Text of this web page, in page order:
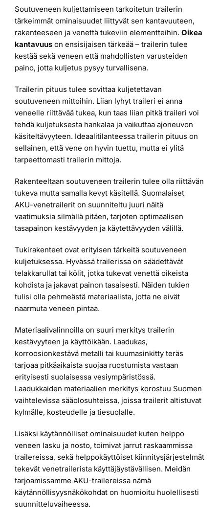
Soutuveneen kuljettamiseen tarkoitetun trailerin
tärkeimmät ominaisuudet liittyvät sen kantavuuteen,
rakenteeseen ja venettä tukeviin elementteihin. Oikea
kantavuus on ensisijaisen tärkeää – trailerin tulee
kestää sekä veneen että mahdollisten varusteiden
paino, jotta kuljetus pysyy turvallisena.
Trailerin pituus tulee sovittaa kuljetettavan
soutuveneen mittoihin. Liian lyhyt traileri ei anna
veneelle riittävää tukea, kun taas liian pitkä traileri voi
tehdä kuljetuksesta hankalaa ja vaikuttaa ajoneuvon
käsiteltävyyteen. Ideaalitilanteessa trailerin pituus on
sellainen, että vene on hyvin tuettu, mutta ei ylitä
tarpeettomasti trailerin mittoja.
Rakenteeltaan soutuveneen trailerin tulee olla riittävän
tukeva mutta samalla kevyt käsitellä. Suomalaiset
AKU-venetrailerit on suunniteltu juuri näitä
vaatimuksia silmällä pitäen, tarjoten optimaalisen
tasapainon kestävyyden ja käytettävyyden välillä.
Tukirakenteet ovat erityisen tärkeitä soutuveneen
kuljetuksessa. Hyvässä trailerissa on säädettävät
telakkarullat tai kölit, jotka tukevat venettä oikeista
kohdista ja jakavat painon tasaisesti. Näiden tukien
tulisi olla pehmeästä materiaalista, jotta ne eivät
naarmuta veneen pintaa.
Materiaalivalinnoilla on suuri merkitys trailerin
kestävyyteen ja käyttöikään. Laadukas,
korroosionkestävä metalli tai kuumasinkitty teräs
tarjoaa pitkäaikaista suojaa ruostumista vastaan
erityisesti suolaisessa vesiympäristössä.
Laadukkaiden materiaalien merkitys korostuu Suomen
vaihtelevissa sääolosuhteissa, joissa trailerit altistuvat
kylmälle, kosteudelle ja tiesuolalle.
Lisäksi käytännölliset ominaisuudet kuten helppo
veneen lasku ja nosto, toimivat jarrut raskaammissa
trailereissa, sekä helppokäyttöiset kiinnitysjärjestelmät
tekevät venetrailerista käyttäjäystävällisen. Meidän
tarjoamissamme AKU-trailereissa nämä
käytännöllisyysnäkökohdat on huomioitu huolellisesti
suunnitteluvaiheessa.